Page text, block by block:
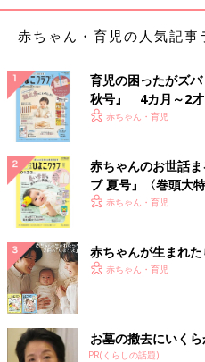
ットのデニムパンツやホワイト
トパンツと合わせたスタイルが
通気性がよくベビーも安
赤ちゃん・育児の人気記事
育児の困ったがズ
秋号』 4カ月～2才
いっぱい！
赤ちゃん・育児
赤ちゃんのお世話
ブ 夏号』〈巻頭大
く！ おっぱい・ミ
赤ちゃん・育児
赤ちゃんが生まれた
赤ちゃん・育児
お墓の撤去にいく
PR(くらしの話題)